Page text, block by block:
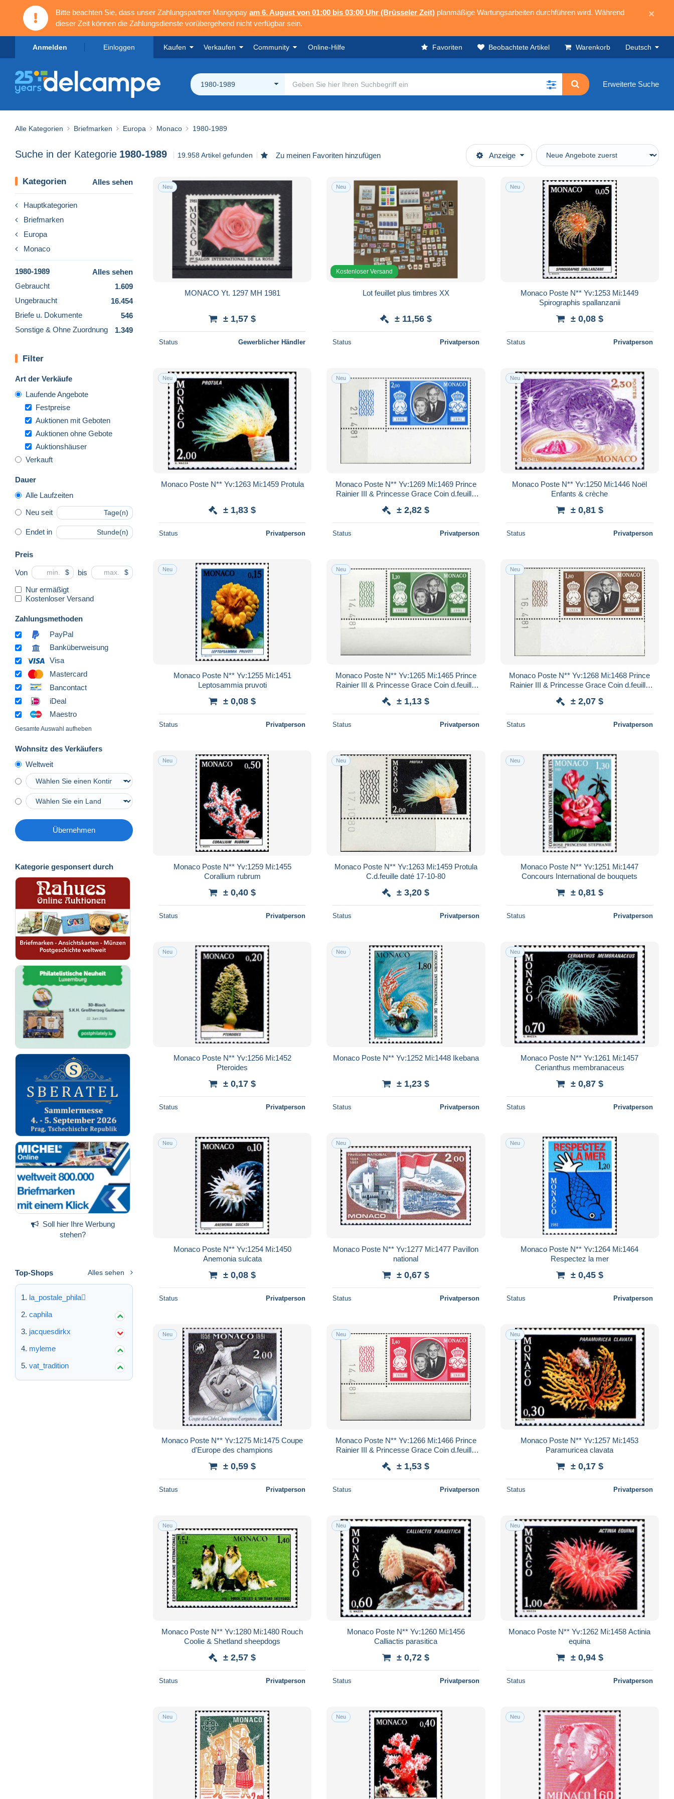
Bitte beachten Sie, dass unser Zahlungspartner Mangopay am 6. August von 01:00 bis 03:00 Uhr (Brüsseler Zeit) planmäßige Wartungsarbeiten durchführen wird. Während
dieser Zeit können die Zahlungsdienste vorübergehend nicht verfügbar sein.
×
Anmelden Einloggen Kaufen Verkaufen Community Online-Hilfe Favoriten Beobachtete Artikel Warenkorb Deutsch
1980-1989 Erweiterte Suche
Alle Kategorien Briefmarken Europa Monaco 1980-1989
Suche in der Kategorie 1980-1989 19.958 Artikel gefunden Zu meinen Favoriten hinzufügen Anzeige
Kategorien Alles sehen
Hauptkategorien
Briefmarken
Europa
Monaco
1980-1989
Alles sehen
Gebraucht
1.609
Ungebraucht
16.454
Briefe u. Dokumente
546
Sonstige & Ohne Zuordnung
1.349
Filter
Art der Verkäufe
Laufende Angebote
Festpreise
Auktionen mit Geboten
Auktionen ohne Gebote
Auktionshäuser
Verkauft
Dauer
Alle Laufzeiten
Neu seit Tage(n)
Endet in Stunde(n)
Preis
Von $ bis $
Nur ermäßigt
Kostenloser Versand
Zahlungsmethoden
PayPal
Banküberweisung
Visa
Mastercard
Bancontact
iDeal
Maestro
Gesamte Auswahl aufheben
Wohnsitz des Verkäufers
Weltweit
Übernehmen
Kategorie gesponsert durch
Soll hier Ihre Werbung
stehen?
Top-Shops Alles sehen
la_postale_phila
caphila
jacquesdirkx
myleme
vat_tradition
Neu
MONACO Yt. 1297 MH 1981
± 1,57 $
Status Gewerblicher Händler
Neu
Kostenloser Versand
Lot feuillet plus timbres XX
± 11,56 $
Status Privatperson
Neu
Monaco Poste N** Yv:1253 Mi:1449
Spirographis spallanzanii
± 0,08 $
Status Privatperson
Neu
Monaco Poste N** Yv:1263 Mi:1459 Protula
± 1,83 $
Status Privatperson
Neu
Monaco Poste N** Yv:1269 Mi:1469 Prince
Rainier III & Princesse Grace Coin d.feuille
± 2,82 $
Status Privatperson
Neu
Monaco Poste N** Yv:1250 Mi:1446 Noël
Enfants & crèche
± 0,81 $
Status Privatperson
Neu
Monaco Poste N** Yv:1255 Mi:1451
Leptosammia pruvoti
± 0,08 $
Status Privatperson
Neu
Monaco Poste N** Yv:1265 Mi:1465 Prince
Rainier III & Princesse Grace Coin d.feuille
± 1,13 $
Status Privatperson
Neu
Monaco Poste N** Yv:1268 Mi:1468 Prince
Rainier III & Princesse Grace Coin d.feuille
± 2,07 $
Status Privatperson
Neu
Monaco Poste N** Yv:1259 Mi:1455
Corallium rubrum
± 0,40 $
Status Privatperson
Neu
Monaco Poste N** Yv:1263 Mi:1459 Protula
C.d.feuille daté 17-10-80
± 3,20 $
Status Privatperson
Neu
Monaco Poste N** Yv:1251 Mi:1447
Concours International de bouquets
± 0,81 $
Status Privatperson
Neu
Monaco Poste N** Yv:1256 Mi:1452
Pteroides
± 0,17 $
Status Privatperson
Neu
Monaco Poste N** Yv:1252 Mi:1448 Ikebana
± 1,23 $
Status Privatperson
Neu
Monaco Poste N** Yv:1261 Mi:1457
Cerianthus membranaceus
± 0,87 $
Status Privatperson
Neu
Monaco Poste N** Yv:1254 Mi:1450
Anemonia sulcata
± 0,08 $
Status Privatperson
Neu
Monaco Poste N** Yv:1277 Mi:1477 Pavillon
national
± 0,67 $
Status Privatperson
Neu
Monaco Poste N** Yv:1264 Mi:1464
Respectez la mer
± 0,45 $
Status Privatperson
Neu
Monaco Poste N** Yv:1275 Mi:1475 Coupe
d'Europe des champions
± 0,59 $
Status Privatperson
Neu
Monaco Poste N** Yv:1266 Mi:1466 Prince
Rainier III & Princesse Grace Coin d.feuille
± 1,53 $
Status Privatperson
Neu
Monaco Poste N** Yv:1257 Mi:1453
Paramuricea clavata
± 0,17 $
Status Privatperson
Neu
Monaco Poste N** Yv:1280 Mi:1480 Rouch
Coolie & Shetland sheepdogs
± 2,57 $
Status Privatperson
Neu
Monaco Poste N** Yv:1260 Mi:1456
Calliactis parasitica
± 0,72 $
Status Privatperson
Neu
Monaco Poste N** Yv:1262 Mi:1458 Actinia
equina
± 0,94 $
Status Privatperson
Neu Neu Neu